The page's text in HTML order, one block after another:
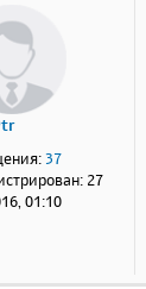
37
27
01:10